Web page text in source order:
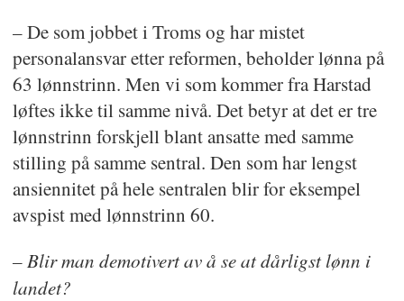
– De som jobbet i Troms og har mistet
personalansvar etter reformen, beholder lønna på
63 lønnstrinn. Men vi som kommer fra Harstad
løftes ikke til samme nivå. Det betyr at det er tre
lønnstrinn forskjell blant ansatte med samme
stilling på samme sentral. Den som har lengst
ansiennitet på hele sentralen blir for eksempel
avspist med lønnstrinn 60.
– Blir man demotivert av å se at dårligst lønn i
landet?